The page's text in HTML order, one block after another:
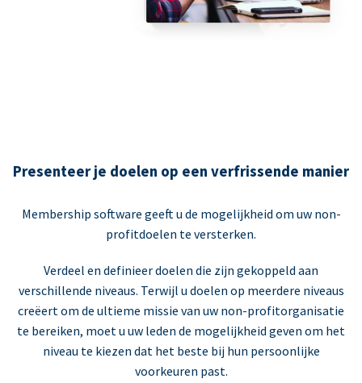
Presenteer je doelen op een verfrissende manier
Membership software geeft u de mogelijkheid om uw non-
profitdoelen te versterken.
Verdeel en definieer doelen die zijn gekoppeld aan
verschillende niveaus. Terwijl u doelen op meerdere niveaus
creëert om de ultieme missie van uw non-profitorganisatie
te bereiken, moet u uw leden de mogelijkheid geven om het
niveau te kiezen dat het beste bij hun persoonlijke
voorkeuren past.